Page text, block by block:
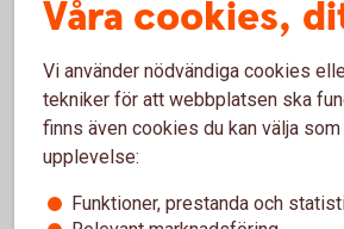
Hedgefonder med lägre
Våra cookies,
Vi använder nödvändiga cookies
tekniker för att webbplatsen ska
finns även cookies du kan välja
upplevelse:
Funktioner, prestanda och